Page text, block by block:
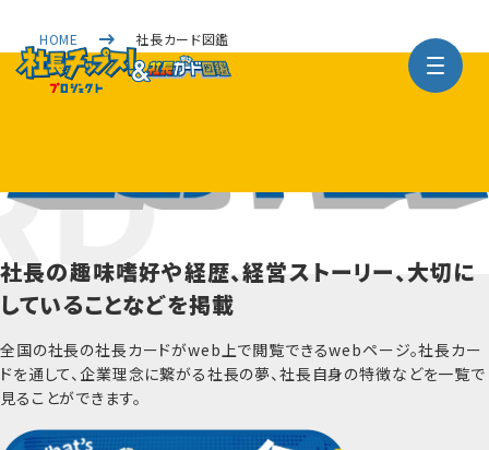
HOME 社長カード図鑑
社長の趣味嗜好や経歴、経営ストーリー、大切に
していることなどを掲載
全国の社長の社長カードがweb上で閲覧できるwebページ。社長カー
ドを通して、企業理念に繋がる社長の夢、社長自身の特徴などを一覧で
見ることができます。